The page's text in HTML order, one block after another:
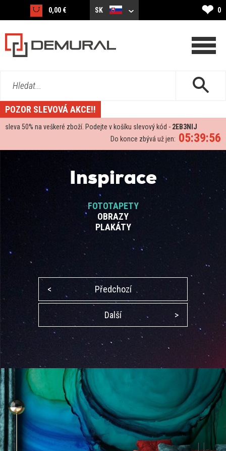
0,00 € SK ❤ 0
Hledat...
POZOR SLEVOVÁ AKCE!!
sleva 50% na veškeré zboží. Podejte v košíku slevový kód - 2EB3NIJ
05:39:55
Do konce zbývá už jen:
Inspirace
FOTOTAPETY
OBRAZY
PLAKÁTY
< Předchozí
Další >